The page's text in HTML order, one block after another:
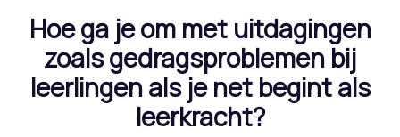
Hoe ga je om met uitdagingen
zoals gedragsproblemen bij
leerlingen als je net begint als
leerkracht?